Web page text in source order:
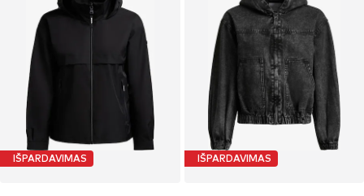
IŠPARDAVIMAS IŠPARDAVIMAS